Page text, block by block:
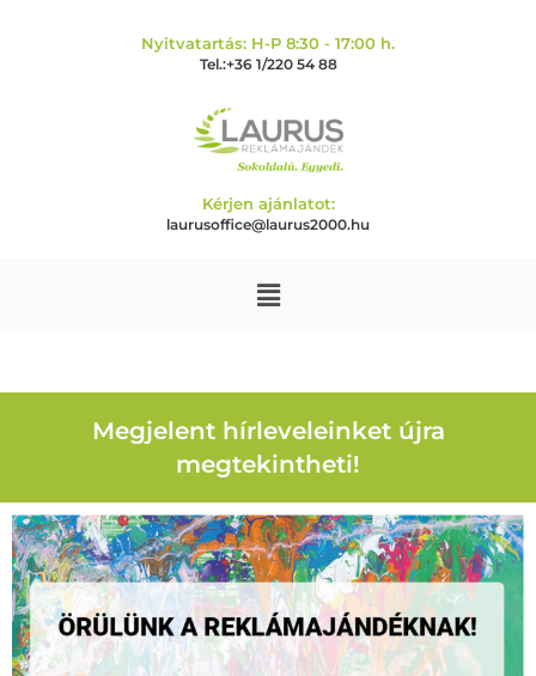
Nyitvatartás: H-P 8:30 - 17:00 h.
Tel.:+36 1/220 54 88
Kérjen ajánlatot:
laurusoffice@laurus2000.hu
Megjelent hírleveleinket újra
megtekintheti!